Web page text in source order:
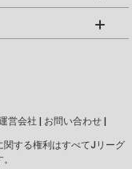
営会社 お問い合わせ
する権利はすべてJリーグ